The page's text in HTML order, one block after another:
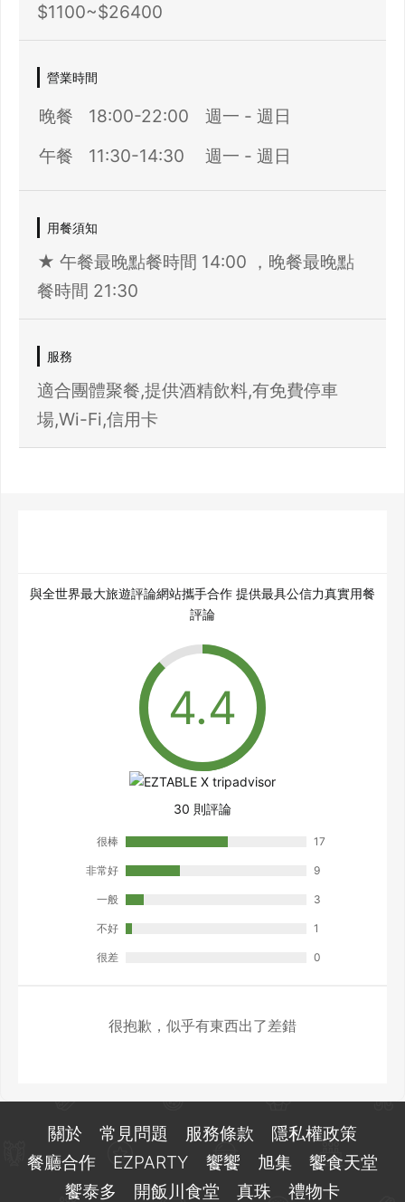
$1100~$26400
營業時間
晚餐 18:00-22:00
週一 - 週日
午餐
11:30-14:30 週一 - 週日
用餐須知
★ 午餐最晚點餐時間 14:00 ，晚餐最晚點
餐時間 21:30
服務
適合團體聚餐,提供酒精飲料,有免費停車
場,Wi-Fi,信用卡
與全世界最大旅遊評論網站攜手合作 提供最具公信力真實用餐
評論
30 則評論
很棒 17
非常好 9
一般 3
不好 1
很差 0
很抱歉，似乎有東西出了差錯
關於 常見問題 服務條款
隱私權政策
餐廳合作
EZPARTY 饗饗 旭集
饗食天堂
饗泰多
開飯川食堂 真珠 禮物卡